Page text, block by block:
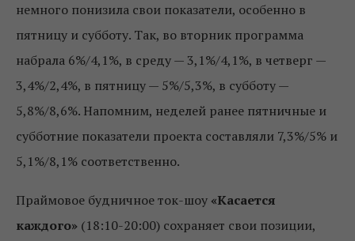
немного понизила свои показатели, особенно в
пятницу и субботу. Так, во вторник программа
набрала 6%/4,1%, в среду — 3,1%/4,1%, в четверг —
3,4%/2,4%, в пятницу — 5%/5,3%, в субботу —
5,8%/8,6%. Напомним, неделей ранее пятничные и
субботние показатели проекта составляли 7,3%/5% и
5,1%/8,1% соответственно.
Праймовое будничное ток-шоу «Касается
каждого» (18:10-20:00) сохраняет свои позиции,